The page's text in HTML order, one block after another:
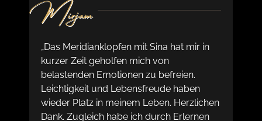
Mirjam
„Das Meridianklopfen mit Sina hat mir in
kurzer Zeit geholfen mich von
belastenden Emotionen zu befreien.
Leichtigkeit und Lebensfreude haben
wieder Platz in meinem Leben. Herzlichen
Dank. Zugleich habe ich durch Erlernen